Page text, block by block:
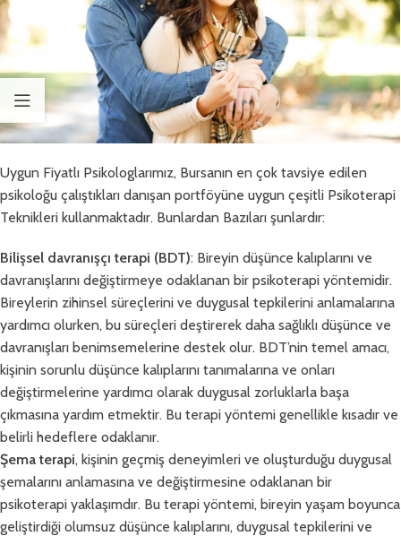
Uygun Fiyatlı Psikologlarımız, Bursanın en çok tavsiye edilen
psikoloğu çalıştıkları danışan portföyüne uygun çeşitli Psikoterapi
Teknikleri kullanmaktadır. Bunlardan Bazıları şunlardır:
Bilişsel davranışçı terapi (BDT): Bireyin düşünce kalıplarını ve
davranışlarını değiştirmeye odaklanan bir psikoterapi yöntemidir.
Bireylerin zihinsel süreçlerini ve duygusal tepkilerini anlamalarına
yardımcı olurken, bu süreçleri deştirerek daha sağlıklı düşünce ve
davranışları benimsemelerine destek olur. BDT’nin temel amacı,
kişinin sorunlu düşünce kalıplarını tanımalarına ve onları
değiştirmelerine yardımcı olarak duygusal zorluklarla başa
çıkmasına yardım etmektir. Bu terapi yöntemi genellikle kısadır ve
belirli hedeflere odaklanır.
Şema terapi, kişinin geçmiş deneyimleri ve oluşturduğu duygusal
şemalarını anlamasına ve değiştirmesine odaklanan bir
psikoterapi yaklaşımdır. Bu terapi yöntemi, bireyin yaşam boyunca
geliştirdiği olumsuz düşünce kalıplarını, duygusal tepkilerini ve